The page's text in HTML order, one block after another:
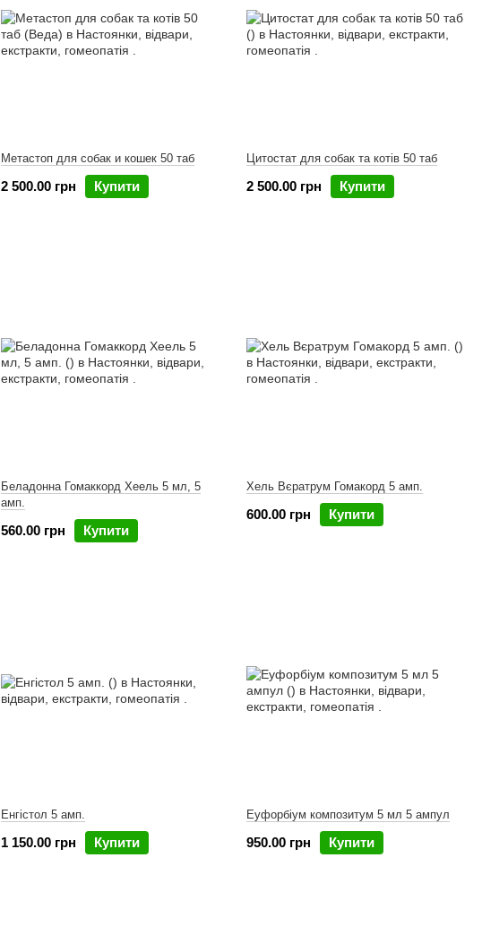
Метастоп для собак и кошек 50 таб
2 500.00 грн Купити
Цитостат для собак та котів 50 таб
2 500.00 грн Купити
Беладонна Гомаккорд Хеель 5 мл, 5
амп.
560.00 грн Купити
Хель Вєратрум Гомакорд 5 амп.
600.00 грн Купити
Енгістол 5 амп.
1 150.00 грн Купити
Еуфорбіум композитум 5 мл 5 ампул
950.00 грн Купити